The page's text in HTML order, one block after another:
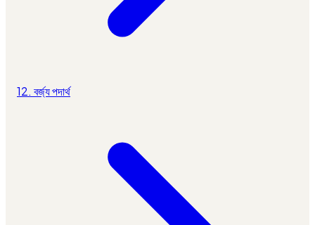
12. বর্জ্য পদার্থ